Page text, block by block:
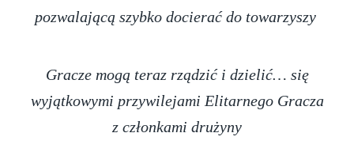
pozwalającą szybko docierać do towarzyszy
Gracze mogą teraz rządzić i dzielić… się
wyjątkowymi przywilejami Elitarnego Gracza
z członkami drużyny